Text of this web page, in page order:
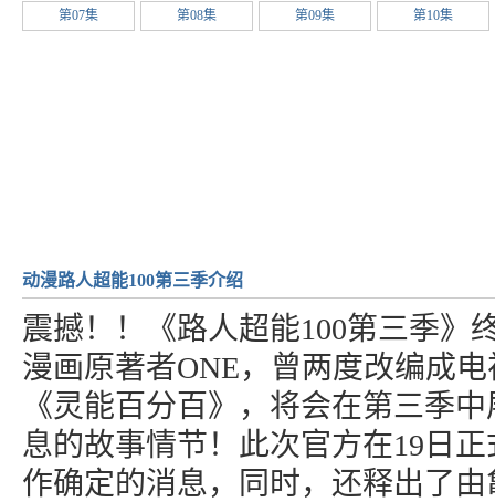
第07集 第08集 第09集 第10集
动漫路人超能100第三季介绍
震撼！！《路人超能100第三季》
漫画原著者ONE，曾两度改编成
《灵能百分百》，将会在第三季
息的故事情节！此次官方在19日
作确定的消息，同时，还释出了